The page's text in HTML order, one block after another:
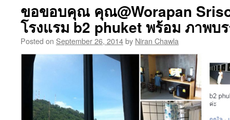
ขอขอบคุณ คุณ@Worapan
โรงแรม b2 phuket พร้อม ภาพบ
Posted on September 26, 2014by Niran Chawla